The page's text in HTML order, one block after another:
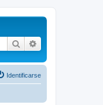
Buscar
Identificarse